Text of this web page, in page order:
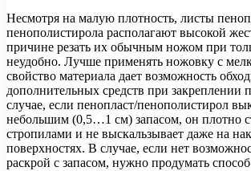
Несмотря на малую плотность, листы
пенополистирола располагают высокой
причине резать их обычным ножом при
неудобно. Лучше применять ножовку с
свойство материала дает возможность
дополнительных средств при закреплении
случае, если пенопласт/пенополистирол
небольшим (0,5…1 см) запасом, он плотно
стропилами и не выскальзывает даже на
поверхностях. В случае, если нет
раскрой с запасом, нужно продумать